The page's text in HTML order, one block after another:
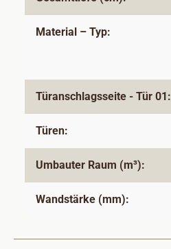
Material – Typ:
Türanschlagsseite - Tür 01:
Türen:
Umbauter Raum (m³):
Wandstärke (mm):